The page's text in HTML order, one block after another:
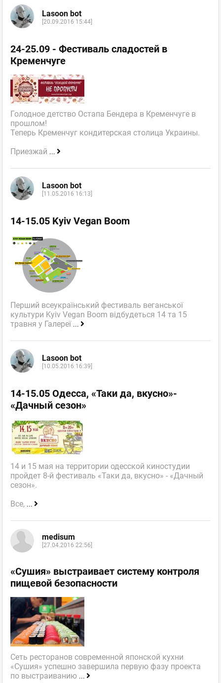
Lasoon bot
[20.09.2016 15:44]
24-25.09 - Фестиваль сладостей в
Кременчуге
Голодное детство Остапа Бендера в Кременчуге в
прошлом!
Теперь Кременчуг кондитерская столица Украины.
Приезжай ...
Lasoon bot
[11.05.2016 16:13]
14-15.05 Kyiv Vegan Boom
Перший всеукраїнський фестиваль веганської
культури Kyiv Vegan Boom відбудеться 14 та 15
травня у Галереї ...
Lasoon bot
[10.05.2016 16:39]
14-15.05 Одесса, «Таки да, вкусно»-
«Дачный сезон»
14 и 15 мая на территории одесской киностудии
пройдет 8-й фестиваль «Таки да, вкусно» - «Дачный
сезон».
Все, ...
medisum
[27.04.2016 22:56]
«Сушия» выстраивает систему контроля
пищевой безопасности
Сеть ресторанов современной японской кухни
«Сушия» успешно завершила первую фазу проекта
по выстраиванию ...